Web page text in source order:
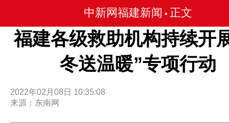
中新网福建新闻 • 正文
福建各级救助机构持续开
冬送温暖”专项行动
2022年02月08日 10:35:08
来源：东南网